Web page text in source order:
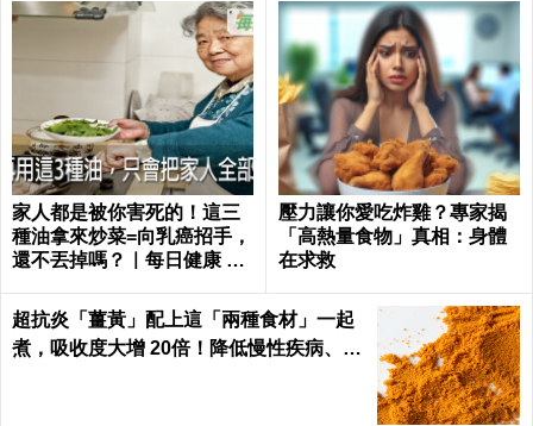
家人都是被你害死的！這三
種油拿來炒菜=向乳癌招手，
還不丟掉嗎？｜每日健康 He
壓力讓你愛吃炸雞？專家揭
「高熱量食物」真相：身體
在求救
超抗炎「薑黃」配上這「兩種食材」一起
煮，吸收度大增 20倍！降低慢性疾病、癌